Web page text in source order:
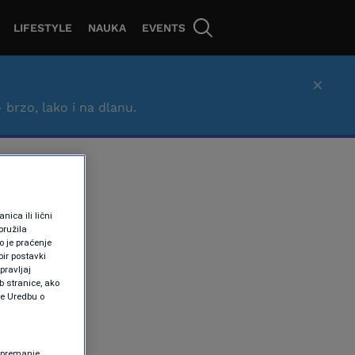
LIFESTYLE NAUKA EVENTS
brzo, lako i na dlanu.
×
ili lični
je praćenje
postavki
stranice, ako
Uredbu o